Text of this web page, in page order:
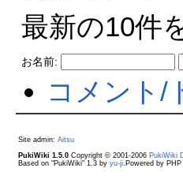
最新の10件
お名前:
コメント/
Site admin: Aitsu
PukiWiki 1.5.0Copyright © 2001-2006 PukiWiki
Based on "PukiWiki" 1.3 by yu-ji.Powered by